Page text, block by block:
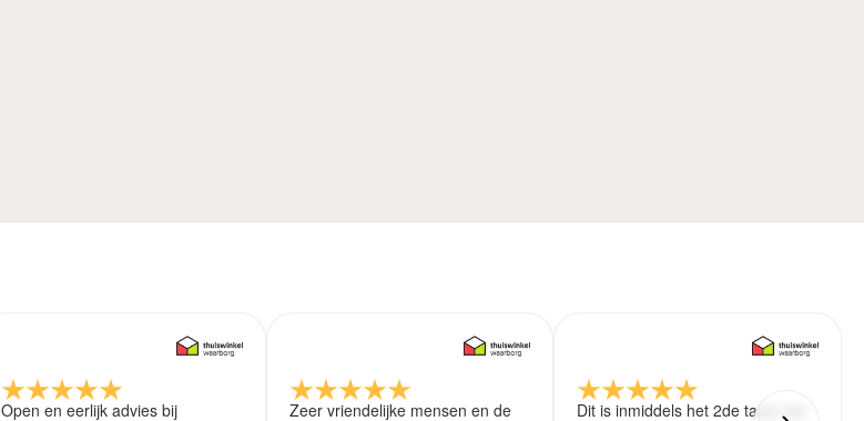
Open en eerlijk advies bij
Zeer vriendelijke mensen en de
Dit is inmiddels het 2de tapijt wat